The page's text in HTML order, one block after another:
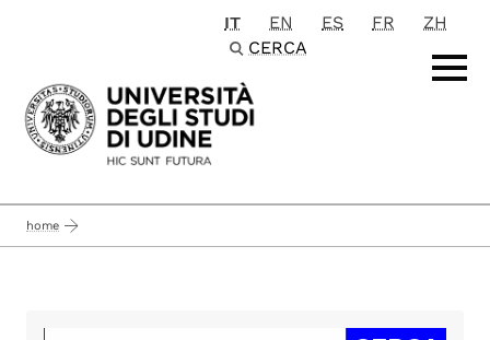
Passa al contenuto principale
IT EN ES FR
ZH
CERCA
home